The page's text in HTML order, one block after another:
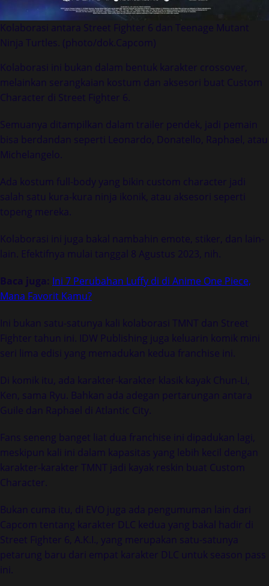
Kolaborasi antara Street Fighter 6 dan Teenage Mutant
Ninja Turtles. (photo/dok.Capcom)
Kolaborasi ini bukan dalam bentuk karakter crossover,
melainkan serangkaian kostum dan aksesori buat Custom
Character di Street Fighter 6.
Semuanya ditampilkan dalam trailer pendek, jadi pemain
bisa berdandan seperti Leonardo, Donatello, Raphael, atau
Michelangelo.
Ada kostum full-body yang bikin custom character jadi
salah satu kura-kura ninja ikonik, atau aksesori seperti
topeng mereka.
Kolaborasi ini juga bakal nambahin emote, stiker, dan lain-
lain. Efektifnya mulai tanggal 8 Agustus 2023, nih.
Baca juga: Ini 7 Perubahan Luffy di di Anime One Piece,
Mana Favorit Kamu?
Ini bukan satu-satunya kali kolaborasi TMNT dan Street
Fighter tahun ini. IDW Publishing juga keluarin komik mini
seri lima edisi yang memadukan kedua franchise ini.
Di komik itu, ada karakter-karakter klasik kayak Chun-Li,
Ken, sama Ryu. Bahkan ada adegan pertarungan antara
Guile dan Raphael di Atlantic City.
Fans seneng banget liat dua franchise ini dipadukan lagi,
meskipun kali ini dalam kapasitas yang lebih kecil dengan
karakter-karakter TMNT jadi kayak reskin buat Custom
Character.
Bukan cuma itu, di EVO juga ada pengumuman lain dari
Capcom tentang karakter DLC kedua yang bakal hadir di
Street Fighter 6, A.K.I., yang merupakan satu-satunya
petarung baru dari empat karakter DLC untuk season pass
ini.